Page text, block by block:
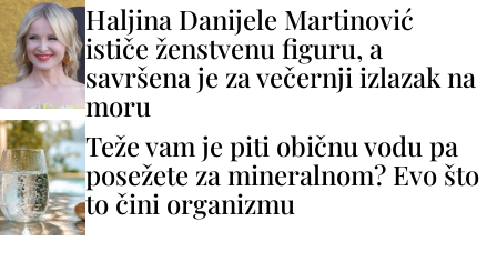
Haljina Danijele Martinović
ističe ženstvenu figuru, a
savršena je za večernji izlazak na
moru
Teže vam je piti običnu vodu pa
posežete za mineralnom? Evo što
to čini organizmu